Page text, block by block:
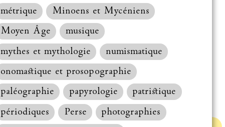
Haut de la
métrique
Minoens et Mycéniens
Moyen Âge
musique
mythes et mythologie
numismatique
onomastique et prosopographie
paléographie
papyrologie
patristique
périodiques
Perse photographies